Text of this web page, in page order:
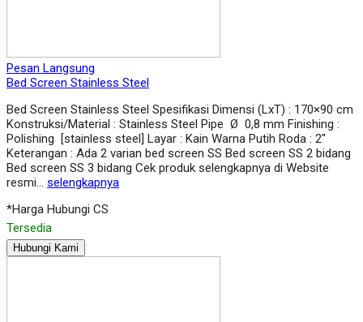
Pesan Langsung
Bed Screen Stainless Steel
Bed Screen Stainless Steel Spesifikasi Dimensi (LxT) : 170×90 cm
Konstruksi/Material : Stainless Steel Pipe Ø 0,8 mm Finishing :
Polishing [stainless steel] Layar : Kain Warna Putih Roda : 2″
Keterangan : Ada 2 varian bed screen SS Bed screen SS 2 bidang
Bed screen SS 3 bidang Cek produk selengkapnya di Website
resmi… selengkapnya
*Harga Hubungi CS
Tersedia
Hubungi Kami